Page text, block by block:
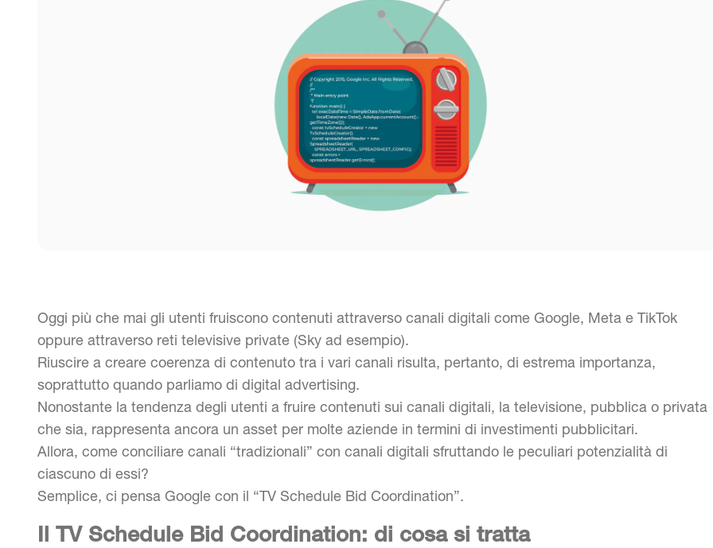
Oggi più che mai gli utenti fruiscono contenuti attraverso canali digitali come Google, Meta e TikTok
oppure attraverso reti televisive private (Sky ad esempio).
Riuscire a creare coerenza di contenuto tra i vari canali risulta, pertanto, di estrema importanza,
soprattutto quando parliamo di digital advertising.
Nonostante la tendenza degli utenti a fruire contenuti sui canali digitali, la televisione, pubblica o privata
che sia, rappresenta ancora un asset per molte aziende in termini di investimenti pubblicitari.
Allora, come conciliare canali “tradizionali” con canali digitali sfruttando le peculiari potenzialità di
ciascuno di essi?
Semplice, ci pensa Google con il “TV Schedule Bid Coordination”.
Il TV Schedule Bid Coordination: di cosa si tratta